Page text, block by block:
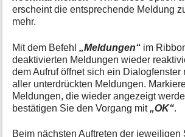
erscheint die entsprechende Meldung
mehr.
Mit dem Befehl„Meldungen“ im
deaktivierten Meldungen wieder
dem Aufruf öffnet sich ein Dialogfenster
aller unterdrückten Meldungen.
Meldungen, die wieder angezeigt
bestätigen Sie den Vorgang mit„OK“.
Beim nächsten Auftreten der jeweiligen